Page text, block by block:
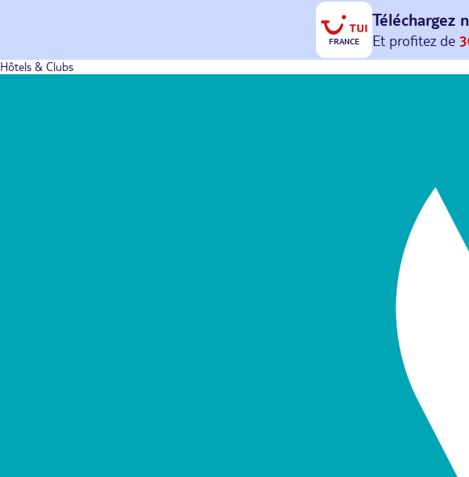
FRANCE
Téléchargez
Et profitez de
avec le code :
Hôtels & Clubs